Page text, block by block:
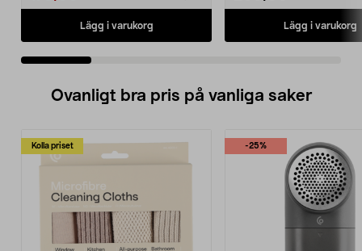
Lägg i varukorg Lägg i varukorg
Ovanligt bra pris på vanliga saker
Kolla priset -25%